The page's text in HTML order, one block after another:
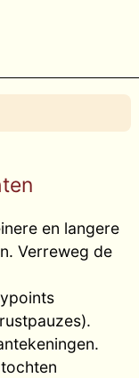
en langere
Verreweg de